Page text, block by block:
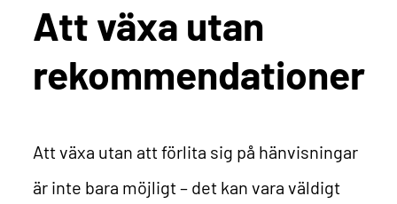
Att växa utan
rekommendationer
Att växa utan att förlita sig på hänvisningar
är inte bara möjligt – det kan vara väldigt